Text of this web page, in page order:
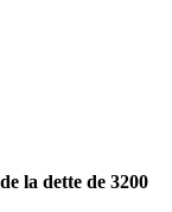
la dette de 3200